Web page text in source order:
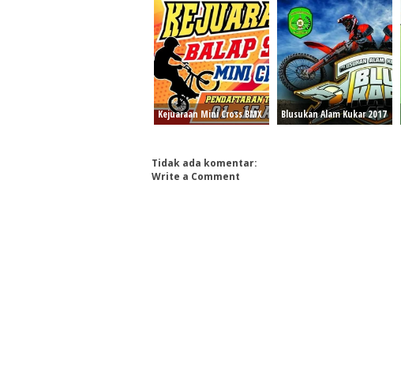
Kejuaraan Mini Cross BMX Blusukan Alam Kukar 2017
Tidak ada komentar:
Write a Comment